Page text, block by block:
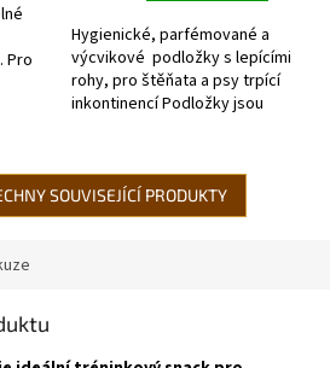
Pro
Hygienické, parfémované a
výcvikové podložky s lepícími
rohy, pro štěňata a psy trpící
inkontinencí Podložky jsou
SOUVISEJÍCÍ PRODUKTY